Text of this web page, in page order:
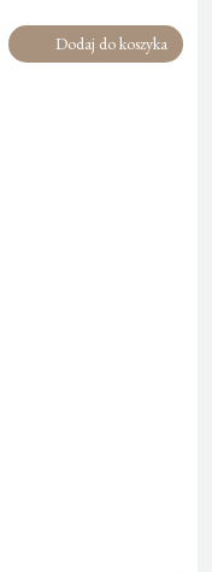
Dodaj do koszyka